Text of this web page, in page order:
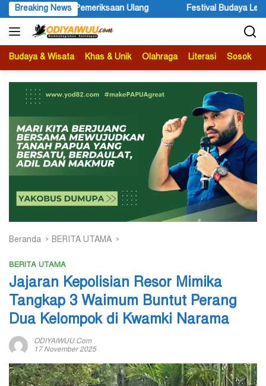
Langsung
ke
konten
Breaking News
Ulang Festival Budaya Lembah Baliem Resmi
Budaya & Wisata Khas & Unik Olahraga Literasi Sosok
Beranda BERITA UTAMA
BERITA UTAMA
Jajaran Kepolisian Resor Mimika
Tangkap 3 Waimum Buntut Perang
Dua Kelompok di Kwamki Narama
ODIYAIWUU.com
17 November 2025